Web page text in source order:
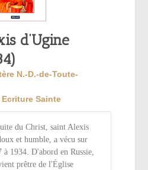
d’Ugine
N.-D.-de-Toute-
Sainte
du Christ, saint Alexis
et humble, a vécu sur
à 1934. D'abord en Russie,
prêtre de l'Église